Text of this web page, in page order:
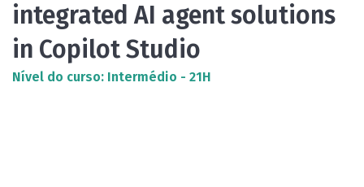
integrated AI agent solutions
in Copilot Studio
Nível do curso: Intermédio - 21H